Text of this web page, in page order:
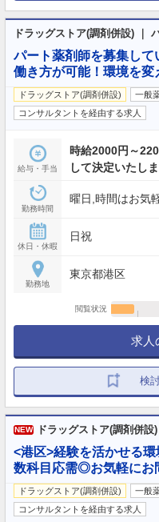
ドラッグストア(調剤併設) ｜
パート薬剤師を募集し
働き方が可能！環境を変
ドラッグストア(調剤併設) 一般
コンサルタントを経由する求人
給与・手当
時給2000円～
して決定いたし
勤務時間
曜日,時間はお気
休日・休暇
日祝
勤務地
東京都港区
閲覧状況
求人
検
NEW ドラッグストア(調剤併
<港区>経験を活かせる
数科目応需◎お気軽にお
ドラッグストア(調剤併設) 一般
コンサルタントを経由する求人